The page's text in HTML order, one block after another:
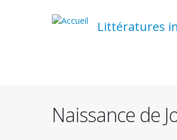
Littératures
Naissance de